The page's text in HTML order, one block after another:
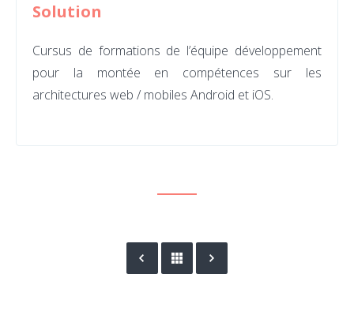
Solution
Cursus de formations de l’équipe développement
pour la montée en compétences sur les
architectures web / mobiles Android et iOS.